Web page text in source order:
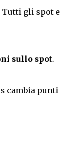
Tutti gli spot e
sullo spot.
cambia punti